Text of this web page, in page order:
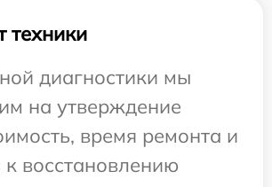
техники
диагностики мы
на утверждение
время ремонта и
восстановлению